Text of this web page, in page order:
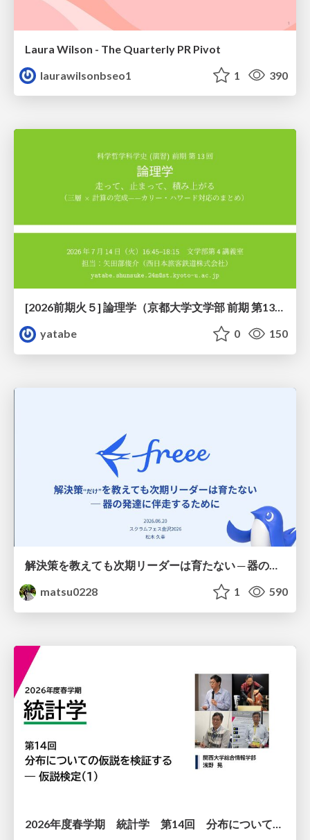
Laura Wilson - The Quarterly PR Pivot
laurawilsonbseo1
1 390
[2026前期火５] 論理学（京都大学文学部 前期 第13回）「走って、止まって、積み上がる」
yatabe
0 150
解決策を教えても次期リーダーは育たない ─ 器の発達に伴走するために / Partnering with leaders in their vertical development
matsu0228
1 590